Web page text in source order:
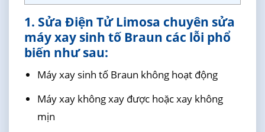
1. Sửa Điện Tử Limosa chuyên sửa
máy xay sinh tố Braun các lỗi phổ
biến như sau:
Máy xay sinh tố Braun không hoạt động
Máy xay không xay được hoặc xay không
mịn